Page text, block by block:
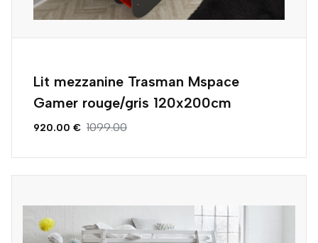
Lit mezzanine Trasman Mspace
Gamer rouge/gris 120x200cm
920.00 € 1099.00